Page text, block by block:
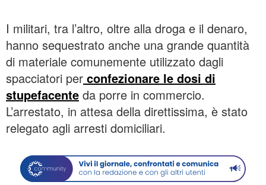
I militari, tra l’altro, oltre alla droga e il denaro,
hanno sequestrato anche una grande quantità
di materiale comunemente utilizzato dagli
spacciatori per confezionare le dosi di
stupefacente da porre in commercio.
L’arrestato, in attesa della direttissima, è stato
relegato agli arresti domiciliari.